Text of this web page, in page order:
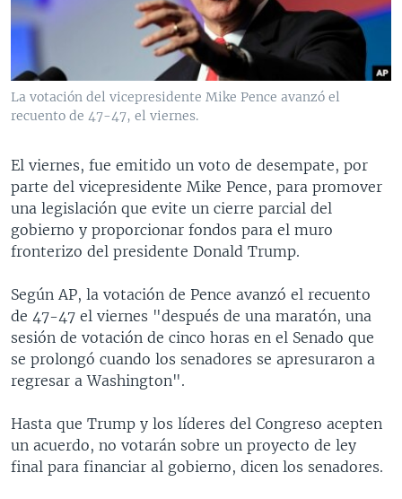
VENEZUELA
NICARAGUA
ECONOMÍA
ENTRETENIMIENTO Y CULTURA
TECNOLOGÍA
DEPORTES
MULTIMEDIA
FOTOGRAFÍA
AUDIOS
EL MUNDO AL DÍA
FORO INTERAMERICANO
LAS CLAVES
PANORAMA
RADIO
AVANCE INFORMATIVO
BUENOS DÍAS AMÉRICA
ESTADOS UNIDOS AL DÍA
EL MUNDO AL DÍA [RADIO]
DEPORTIVO INTERNACIONAL
NOTA ECONÓMICA
ENTRETENIMIENTO
DIRECT
Learning English
SÍGANOS
Idiomas
La votación del vicepresidente Mike Pence avanzó el
recuento de 47-47, el viernes.
El viernes, fue emitido un voto de desempate, por
parte del vicepresidente Mike Pence, para promover
una legislación que evite un cierre parcial del
gobierno y proporcionar fondos para el muro
fronterizo del presidente Donald Trump.
Según AP, la votación de Pence avanzó el recuento
de 47-47 el viernes "después de una maratón, una
sesión de votación de cinco horas en el Senado que
se prolongó cuando los senadores se apresuraron a
regresar a Washington".
Hasta que Trump y los líderes del Congreso acepten
un acuerdo, no votarán sobre un proyecto de ley
final para financiar al gobierno, dicen los senadores.